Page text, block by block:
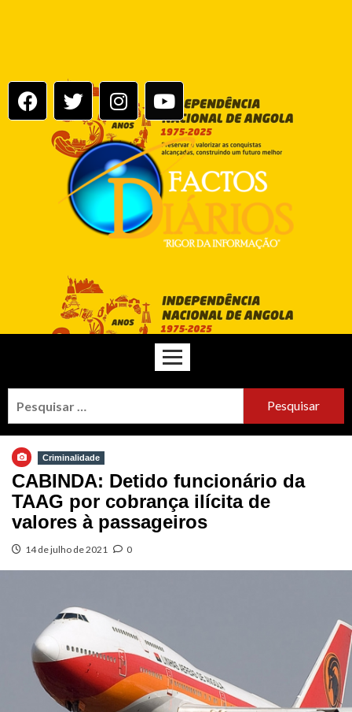
Criminalidade
CABINDA: Detido funcionário da
TAAG por cobrança ilícita de
valores à passageiros
14 de julho de 2021 0